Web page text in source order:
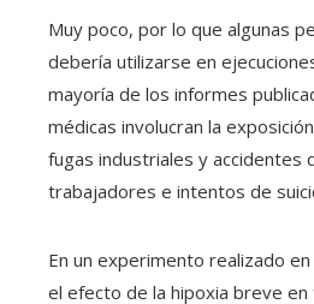
Muy poco, por lo que algunas
debería utilizarse en
mayoría de los informes
médicas involucran la
fugas industriales y accidentes
trabajadores e intentos de
En un experimento realizado
el efecto de la hipoxia breve